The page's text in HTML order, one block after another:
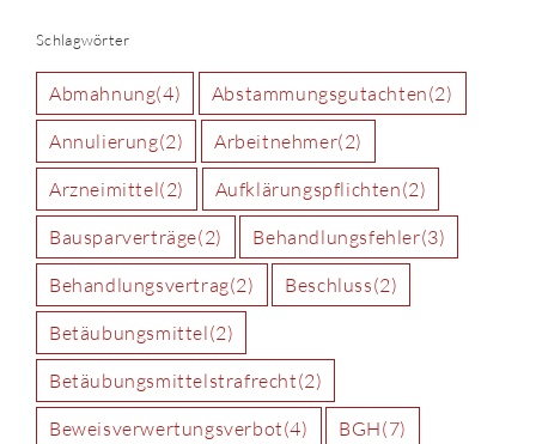
Schlagwörter
Abmahnung(4) Abstammungsgutachten(2)
Annulierung(2) Arbeitnehmer(2)
Arzneimittel(2) Aufklärungspflichten(2)
Bausparverträge(2) Behandlungsfehler(3)
Behandlungsvertrag(2) Beschluss(2)
Betäubungsmittel(2)
Betäubungsmittelstrafrecht(2)
Beweisverwertungsverbot(4) BGH(7)